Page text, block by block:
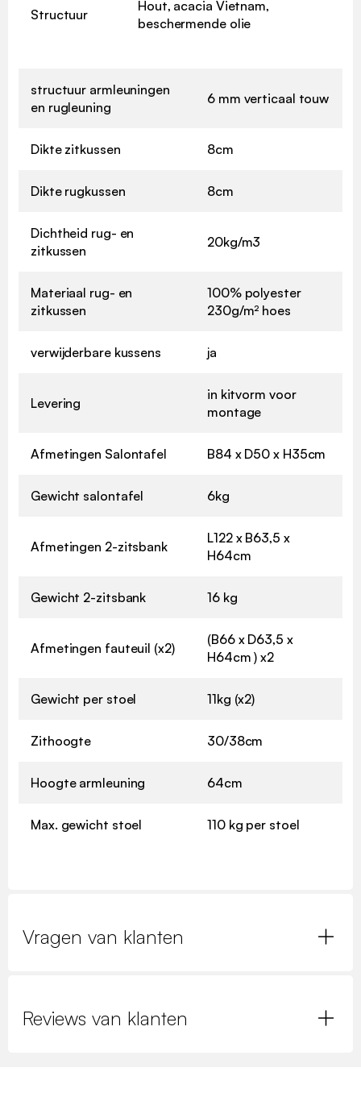
Structuur
Hout, acacia Vietnam,
beschermende olie
structuur armleuningen
en rugleuning
6 mm verticaal touw
Dikte zitkussen 8cm
Dikte rugkussen 8cm
Dichtheid rug- en
zitkussen
20kg/m3
Materiaal rug- en
zitkussen
100% polyester
230g/m² hoes
verwijderbare kussens ja
Levering
in kitvorm voor
montage
Afmetingen Salontafel B84 x D50 x H35cm
Gewicht salontafel 6kg
Afmetingen 2-zitsbank
L122 x B63,5 x
H64cm
Gewicht 2-zitsbank 16 kg
Afmetingen fauteuil (x2)
(B66 x D63,5 x
H64cm ) x2
Gewicht per stoel 11kg (x2)
Zithoogte 30/38cm
Hoogte armleuning 64cm
Max. gewicht stoel 110 kg per stoel
Vragen van klanten
Reviews van klanten